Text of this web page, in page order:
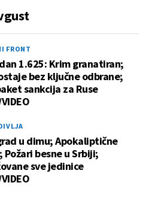
FRONT
1.625: Krim granatiran;
bez ključne odbrane;
sankcija za Ruse
u dimu; Apokaliptične
Požari besne u Srbiji;
sve jedinice